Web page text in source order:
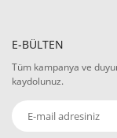
E-BÜLTEN
Tüm kampanya ve
kaydolunuz.